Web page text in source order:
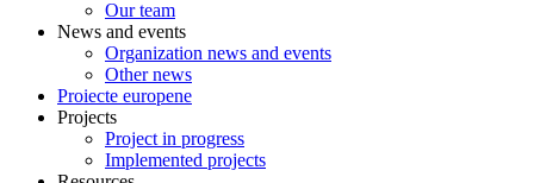
Our team
News and events
Organization news and events
Other news
Proiecte europene
Projects
Project in progress
Implemented projects